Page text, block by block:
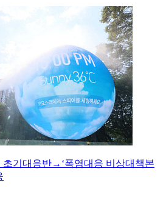
초기대응반→‘폭염대응 비상대책본